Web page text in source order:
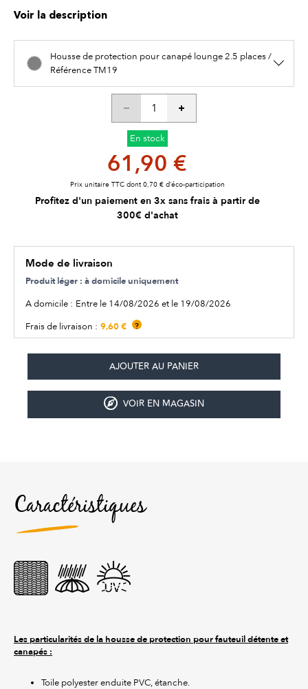
Voir la description
Housse de protection pour canapé lounge 2.5 places /
Référence TM19
En stock
61,90 €
Prix unitaire TTC dont 0,70 € d’éco-participation
Profitez d'un paiement en 3x sans frais à partir de
300€ d'achat
Mode de livraison
Produit léger : à domicile uniquement
A domicile : Entre le 14/08/2026 et le 19/08/2026
Frais de livraison : 9,60 € ?
VOIR EN MAGASIN
Caractéristiques
Les particularités de la housse de protection pour fauteuil détente et
canapés :
Toile polyester enduite PVC, étanche.